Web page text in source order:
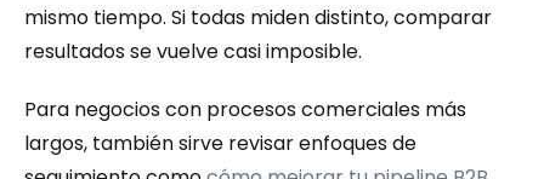
mismo tiempo. Si todas miden distinto, comparar
resultados se vuelve casi imposible.
Para negocios con procesos comerciales más
largos, también sirve revisar enfoques de